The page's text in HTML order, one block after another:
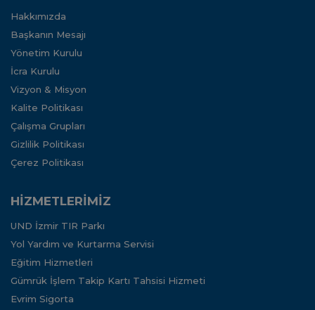
Hakkımızda
Başkanın Mesajı
Yönetim Kurulu
İcra Kurulu
Vizyon & Misyon
Kalite Politikası
Çalışma Grupları
Gizlilik Politikası
Çerez Politikası
HİZMETLERİMİZ
UND İzmir TIR Parkı
Yol Yardım ve Kurtarma Servisi
Eğitim Hizmetleri
Gümrük İşlem Takip Kartı Tahsisi Hizmeti
Evrim Sigorta